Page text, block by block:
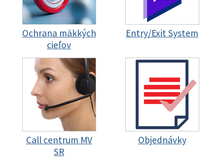
Ochrana mäkkých
cieľov
Entry/Exit System
Call centrum MV
SR
Objednávky